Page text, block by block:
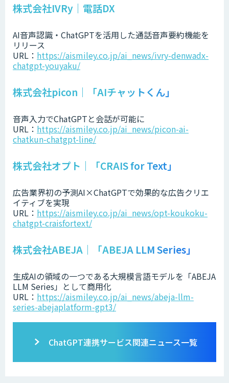
株式会社IVRy｜電話DX
AI音声認識・ChatGPTを活用した通話音声要約機能を
リリース
URL： https://aismiley.co.jp/ai_news/ivry-denwadx-
chatgpt-youyaku/
株式会社picon｜「AIチャットくん」
音声入力でChatGPTと会話が可能に
URL： https://aismiley.co.jp/ai_news/picon-ai-
chatkun-chatgpt-line/
株式会社オプト｜「CRAIS for Text」
広告業界初の予測AI×ChatGPTで効果的な広告クリエ
イティブを実現
URL： https://aismiley.co.jp/ai_news/opt-koukoku-
chatgpt-craisfortext/
株式会社ABEJA｜「ABEJA LLM Series」
生成AIの領域の一つである大規模言語モデルを「ABEJA
LLM Series」として商用化
URL： https://aismiley.co.jp/ai_news/abeja-llm-
series-abejaplatform-gpt3/
ChatGPT連携サービス関連ニュース一覧